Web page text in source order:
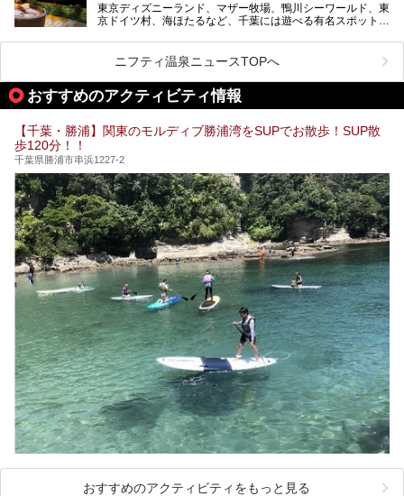
今回は人気のこの施設の中でも、特におススメしたい3つの
ポイントについて厳選してお届けします。読めばきっと、行
東京ディズニーランド、マザー牧場、鴨川シーワールド、東
京ドイツ村、海ほたるなど、千葉には遊べる有名スポットが
県で生まれ、千葉県で育ち、つい最近まで千葉在住だった私
がお勧めする、一度は入るべき千葉の温泉・スパ34選をま
とめました。
ニフティ温泉ニュースTOPへ
おすすめのアクティビティ情報
【千葉・勝浦】関東のモルディブ勝浦湾をSUPでお散歩！SUP散
歩120分！！
千葉県勝浦市串浜1227-2
おすすめのアクティビティをもっと見る